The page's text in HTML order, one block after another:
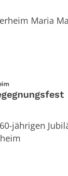
Maria
:
jährigen